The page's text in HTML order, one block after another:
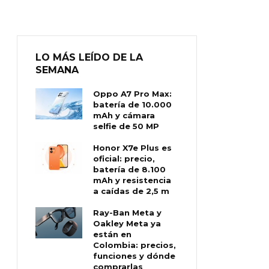
LO MÁS LEÍDO DE LA
SEMANA
Oppo A7 Pro Max:
batería de 10.000
mAh y cámara
selfie de 50 MP
Honor X7e Plus es
oficial: precio,
batería de 8.100
mAh y resistencia
a caídas de 2,5 m
Ray-Ban Meta y
Oakley Meta ya
están en
Colombia: precios,
funciones y dónde
comprarlas